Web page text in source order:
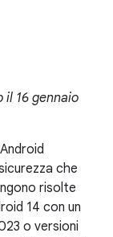
16 gennaio
che
risolte
14 con un
o versioni